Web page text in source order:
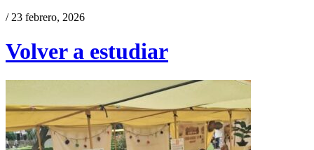
/ 23 febrero, 2026
Volver a estudiar